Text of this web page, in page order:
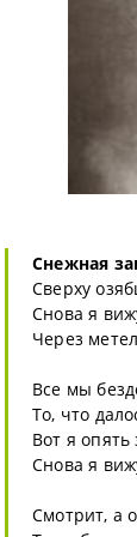
Снежная
Сверху
Снова я
Через
Все мы
То, что
Вот я
Снова я
Смотрит, а